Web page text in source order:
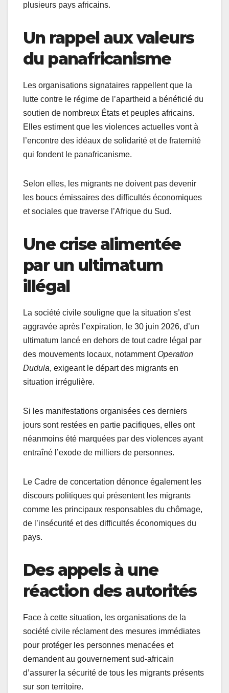
plusieurs pays africains.
Un rappel aux valeurs
du panafricanisme
Les organisations signataires rappellent que la
lutte contre le régime de l’apartheid a bénéficié du
soutien de nombreux États et peuples africains.
Elles estiment que les violences actuelles vont à
l’encontre des idéaux de solidarité et de fraternité
qui fondent le panafricanisme.
Selon elles, les migrants ne doivent pas devenir
les boucs émissaires des difficultés économiques
et sociales que traverse l’Afrique du Sud.
Une crise alimentée
par un ultimatum
illégal
La société civile souligne que la situation s’est
aggravée après l’expiration, le 30 juin 2026, d’un
ultimatum lancé en dehors de tout cadre légal par
des mouvements locaux, notamment Operation
Dudula, exigeant le départ des migrants en
situation irrégulière.
Si les manifestations organisées ces derniers
jours sont restées en partie pacifiques, elles ont
néanmoins été marquées par des violences ayant
entraîné l’exode de milliers de personnes.
Le Cadre de concertation dénonce également les
discours politiques qui présentent les migrants
comme les principaux responsables du chômage,
de l’insécurité et des difficultés économiques du
pays.
Des appels à une
réaction des autorités
Face à cette situation, les organisations de la
société civile réclament des mesures immédiates
pour protéger les personnes menacées et
demandent au gouvernement sud-africain
d’assurer la sécurité de tous les migrants présents
sur son territoire.